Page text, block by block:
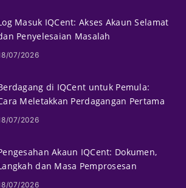
Masuk IQCent: Akses Akaun Selamat
Penyelesaian Masalah
07/2026
di IQCent untuk Pemula:
Meletakkan Perdagangan Pertama
07/2026
Akaun IQCent: Dokumen,
dan Masa Pemprosesan
07/2026